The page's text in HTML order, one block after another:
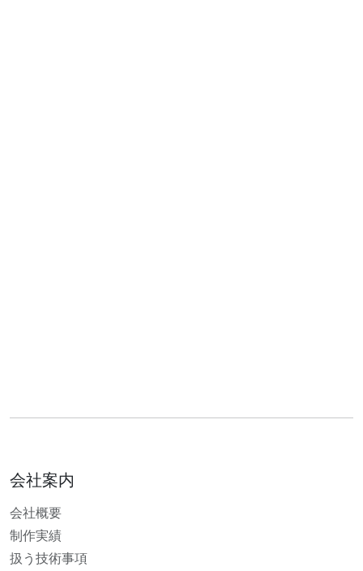
会社案内
会社概要
制作実績
扱う技術事項